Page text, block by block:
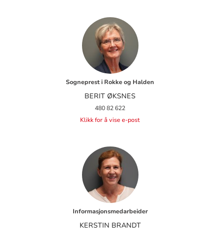
Sogneprest i Rokke og Halden
BERIT ØKSNES
480 82 622
Klikk for å vise e-post
Informasjonsmedarbeider
KERSTIN BRANDT